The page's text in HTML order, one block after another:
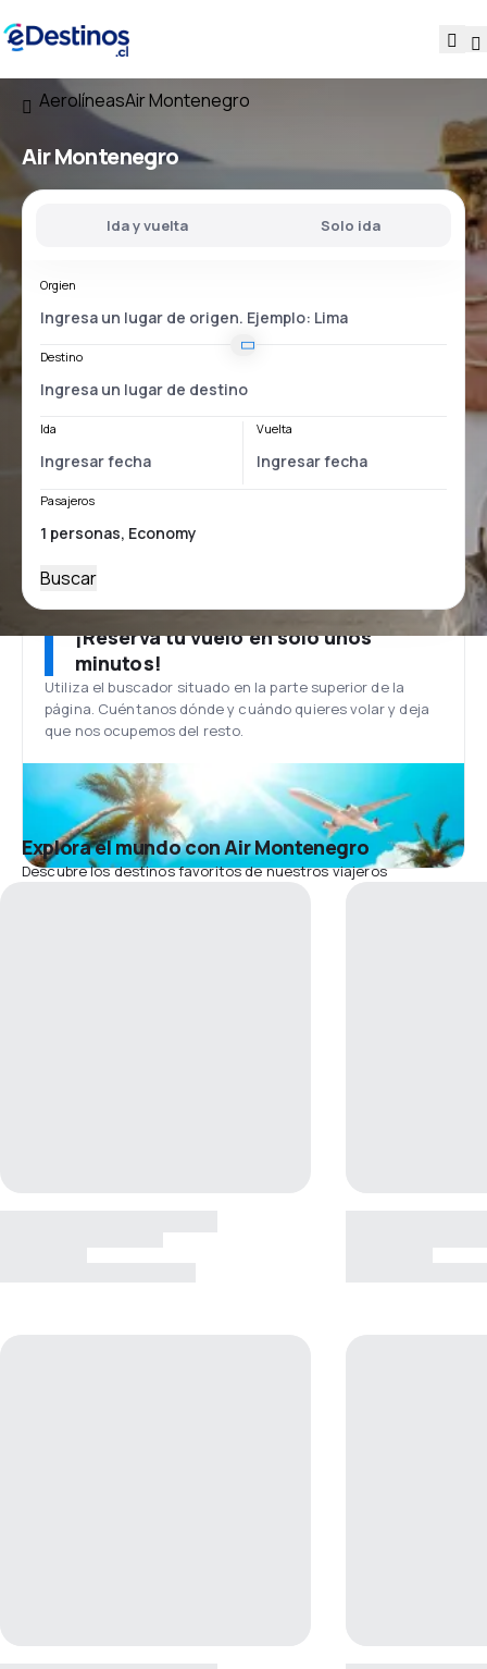
AerolíneasAir Montenegro
Air Montenegro
Ida y vuelta Solo ida
Orgien
Destino
Ida Vuelta
Pasajeros
Buscar
¡Reserva tu vuelo en solo unos
minutos!
Utiliza el buscador situado en la parte superior de la
página. Cuéntanos dónde y cuándo quieres volar y deja
que nos ocupemos del resto.
Explora el mundo con Air Montenegro
Descubre los destinos favoritos de nuestros viajeros